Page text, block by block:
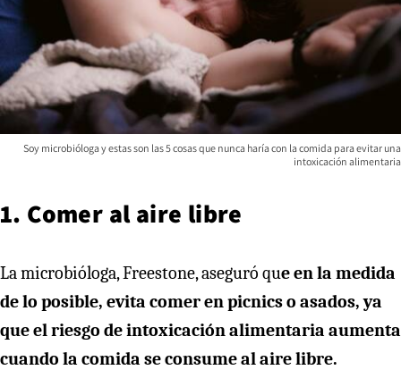
Soy microbióloga y estas son las 5 cosas que nunca haría con la comida para evitar una
intoxicación alimentaria
1. Comer al aire libre
La microbióloga, Freestone, aseguró que en la medida
de lo posible, evita comer en picnics o asados, ya
que el riesgo de intoxicación alimentaria aumenta
cuando la comida se consume al aire libre.